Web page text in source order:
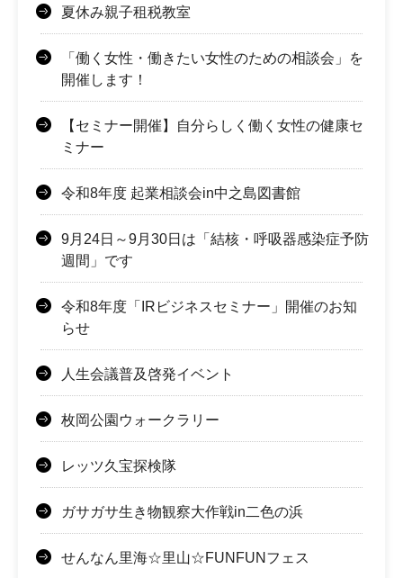
夏休み親子租税教室
「働く女性・働きたい女性のための相談会」を
開催します！
【セミナー開催】自分らしく働く女性の健康セ
ミナー
令和8年度 起業相談会in中之島図書館
9月24日～9月30日は「結核・呼吸器感染症予防
週間」です
令和8年度「IRビジネスセミナー」開催のお知
らせ
人生会議普及啓発イベント
枚岡公園ウォークラリー
レッツ久宝探検隊
ガサガサ生き物観察大作戦in二色の浜
せんなん里海☆里山☆FUNFUNフェス